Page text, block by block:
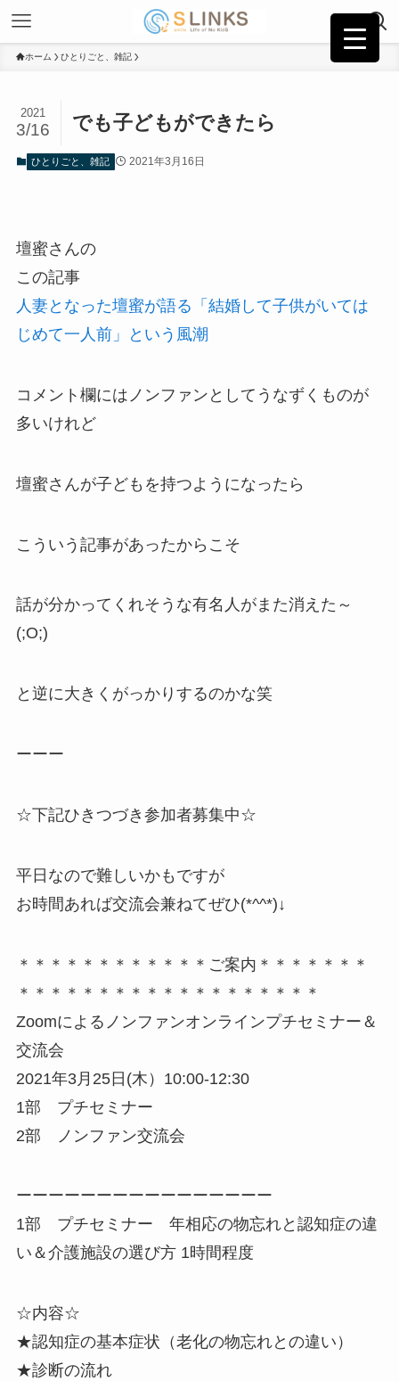
ホーム ひとりごと、雑記
でも子どもができたら
2021
3/16
ひとりごと、雑記 2021年3月16日
壇蜜さんの
この記事
人妻となった壇蜜が語る「結婚して子供がいては
じめて一人前」という風潮
コメント欄にはノンファンとしてうなずくものが
多いけれど
壇蜜さんが子どもを持つようになったら
こういう記事があったからこそ
話が分かってくれそうな有名人がまた消えた～
(;O;)
と逆に大きくがっかりするのかな笑
ーーー
☆下記ひきつづき参加者募集中☆
平日なので難しいかもですが
お時間あれば交流会兼ねてぜひ(*^^*)↓
＊＊＊＊＊＊＊＊＊＊＊＊ご案内＊＊＊＊＊＊＊
＊＊＊＊＊＊＊＊＊＊＊＊＊＊＊＊＊＊＊
Zoomによるノンファンオンラインプチセミナー＆
交流会
2021年3月25日(木）10:00-12:30
1部 プチセミナー
2部 ノンファン交流会
ーーーーーーーーーーーーーーーー
1部 プチセミナー 年相応の物忘れと認知症の違
い＆介護施設の選び方 1時間程度
☆内容☆
★認知症の基本症状（老化の物忘れとの違い）
★診断の流れ